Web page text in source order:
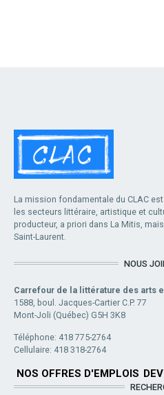
La mission fondamentale du CLAC
les secteurs littéraire, artistique et
producteur, a priori dans La Mitis,
Saint-Laurent.
NOUS
Carrefour de la littérature des arts
1588, boul. Jacques-Cartier C.P. 77
Mont-Joli (Québec) G5H 3K8
Téléphone: 418 775-2764
Cellulaire: 418 318-2764
NOS OFFRES D'EMPLOIS